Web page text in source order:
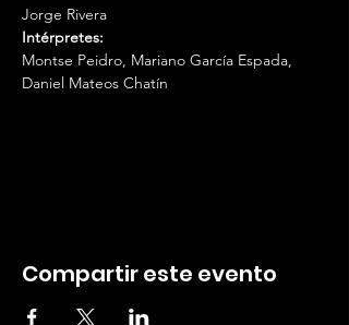
Jorge Rivera
Intérpretes:
Montse Peidro, Mariano García Espada,
Daniel Mateos Chatín
Compartir este evento